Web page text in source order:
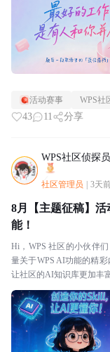
活动赛事 WPS社
43 11 分享
WPS社区侦探员
社区管理员 3天
8月【主题征稿】
能！
Hi，WPS 社区的小伙伴
量关于WPS AI功能的精
让社区的AI知识库更加丰
题扩展到更广阔的AI世界